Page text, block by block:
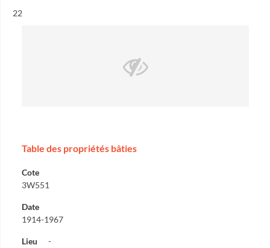
Résultat n°
22
Table des propriétés bâties
Cote
3W551
Date
1914-1967
Lieu -